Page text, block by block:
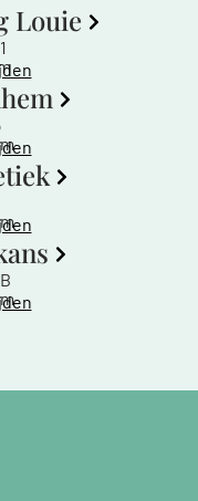
Louie